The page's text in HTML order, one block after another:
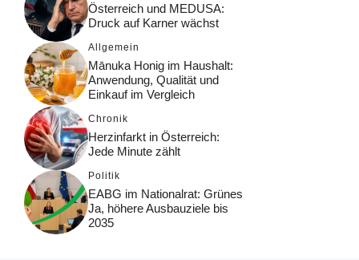
Österreich und MEDUSA:
Druck auf Karner wächst
Allgemein
Mānuka Honig im Haushalt:
Anwendung, Qualität und
Einkauf im Vergleich
Chronik
Herzinfarkt in Österreich:
Jede Minute zählt
Politik
EABG im Nationalrat: Grünes
Ja, höhere Ausbauziele bis
2035